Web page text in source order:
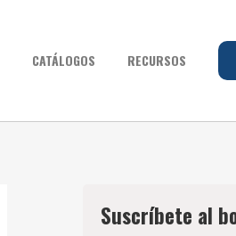
CATÁLOGOS RECURSOS
Suscríbete al